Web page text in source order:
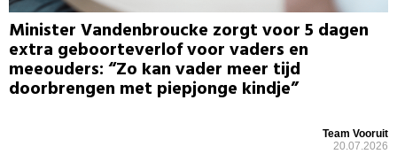
Minister Vandenbroucke zorgt voor 5 dagen
extra geboorteverlof voor vaders en
meeouders: “Zo kan vader meer tijd
doorbrengen met piepjonge kindje”
Team Vooruit
20.07.2026